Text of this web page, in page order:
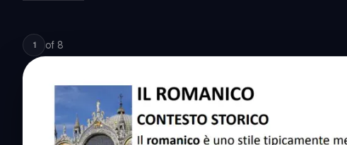
1 of 8